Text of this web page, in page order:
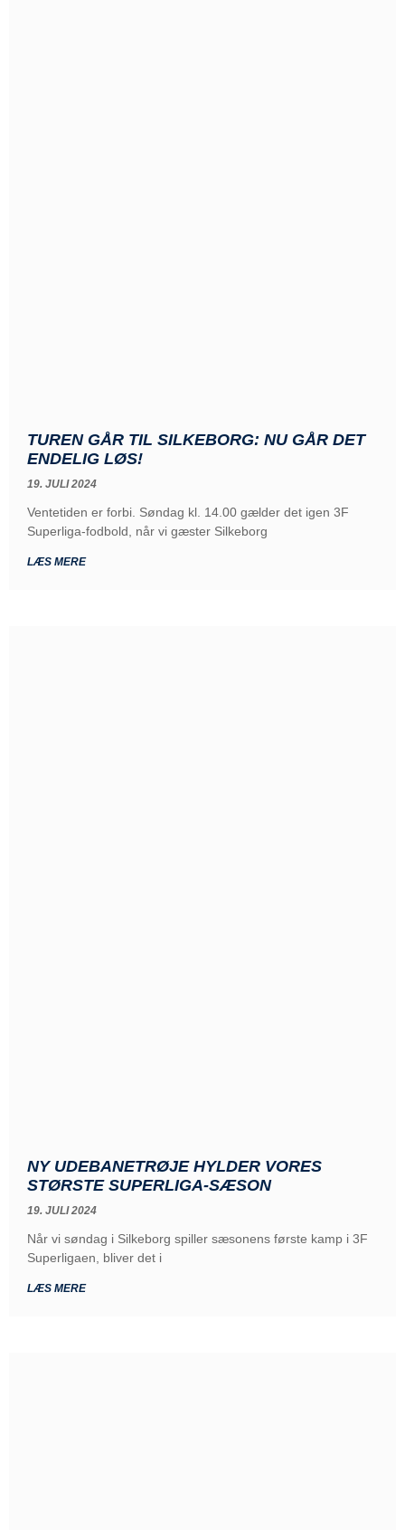
TUREN GÅR TIL SILKEBORG: NU GÅR DET
ENDELIG LØS!
19. JULI 2024
Ventetiden er forbi. Søndag kl. 14.00 gælder det igen 3F
Superliga-fodbold, når vi gæster Silkeborg
LÆS MERE
NY UDEBANETRØJE HYLDER VORES
STØRSTE SUPERLIGA-SÆSON
19. JULI 2024
Når vi søndag i Silkeborg spiller sæsonens første kamp i 3F
Superligaen, bliver det i
LÆS MERE